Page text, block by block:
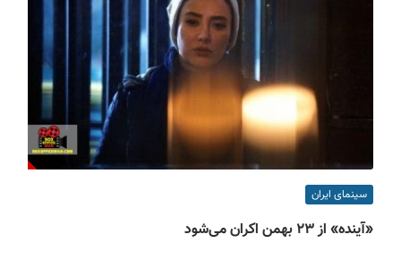
سینمای ایران
«آینده» از ۲۳ بهمن اکران می‌شود